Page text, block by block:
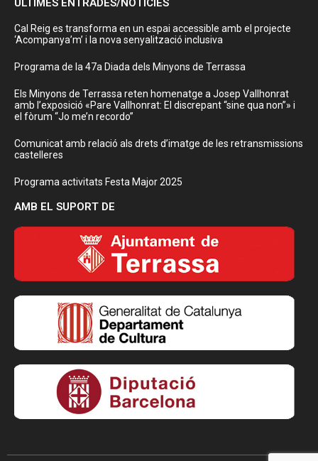
Cal Reig es transforma en un espai accessible amb el projecte
‘Acompanya’m’ i la nova senyalització inclusiva
Programa de la 47a Diada dels Minyons de Terrassa
Els Minyons de Terrassa reten homenatge a Josep Vallhonrat
amb l’exposició «Pare Vallhonrat: El discrepant “sine qua non”» i
el fòrum “Jo me’n recordo”
Comunicat amb relació als drets d’imatge de les retransmissions
castelleres
Programa activitats Festa Major 2025
AMB EL SUPORT DE